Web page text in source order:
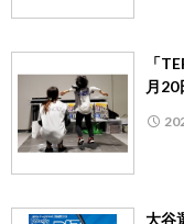
「
月
大谷